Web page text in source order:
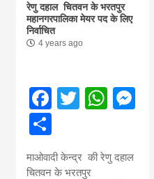
रेणु दहाल चितवन के भरतपुर
महानगरपालिका मेयर पद के लिए
निर्वाचित
4 years ago
Facebook
Twitter
माओवादी केन्द्र की रेणु दहाल
चितवन के भरतपुर